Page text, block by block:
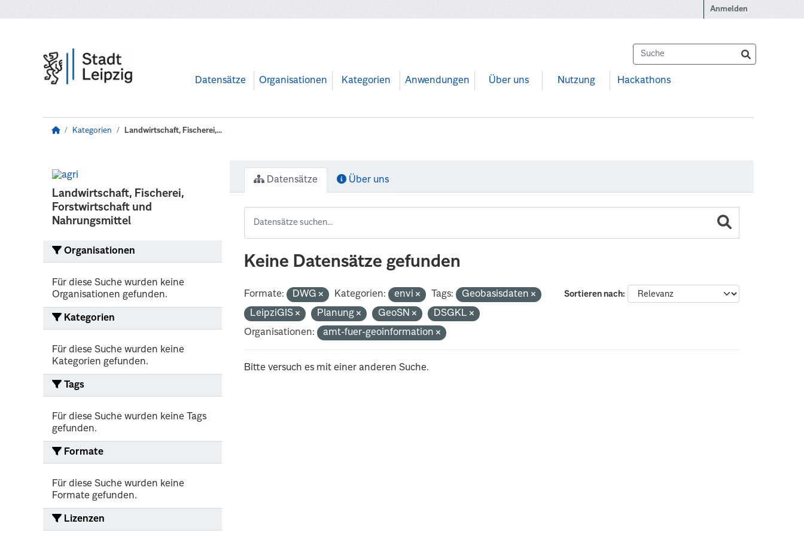
Anmelden
Datensätze Organisationen Kategorien Anwendungen Über uns Nutzung Hackathons
Kategorien Landwirtschaft, Fischerei,...
Landwirtschaft, Fischerei,
Forstwirtschaft und
Nahrungsmittel
Organisationen
Für diese Suche wurden keine
Organisationen gefunden.
Kategorien
Für diese Suche wurden keine
Kategorien gefunden.
Tags
Für diese Suche wurden keine Tags
gefunden.
Formate
Für diese Suche wurden keine
Formate gefunden.
Lizenzen
Datensätze Über uns
Keine Datensätze gefunden
Sortieren nach
Formate: DWG Kategorien: envi Tags:
Geobasisdaten
LeipziGIS
Planung GeoSN
DSGKL
Organisationen:
amt-fuer-geoinformation
Bitte versuch es mit einer anderen Suche.